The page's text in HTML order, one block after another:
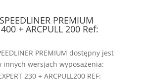
PREMIUM
400 + ARCPULL 200 Ref:
PREMIUM dostępny jest
innych wersjach wyposażenia:
230 + ARCPULL200 REF: